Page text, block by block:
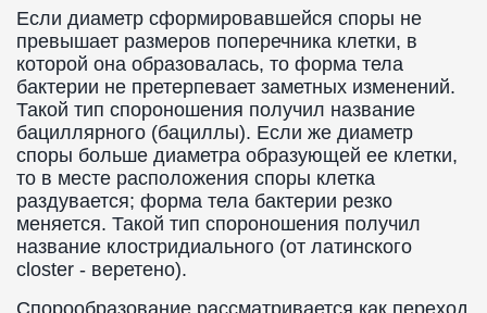
Если диаметр сформировавшейся споры не
превышает размеров поперечника клетки, в
которой она образовалась, то форма тела
бактерии не претерпевает заметных изменений.
Такой тип спороношения получил название
бациллярного (бациллы). Если же диаметр
споры больше диаметра образующей ее клетки,
то в месте расположения споры клетка
раздувается; форма тела бактерии резко
меняется. Такой тип спороношения получил
название клостридиального (от латинского
closter - веретено).
Спорообразование рассматривается как переход